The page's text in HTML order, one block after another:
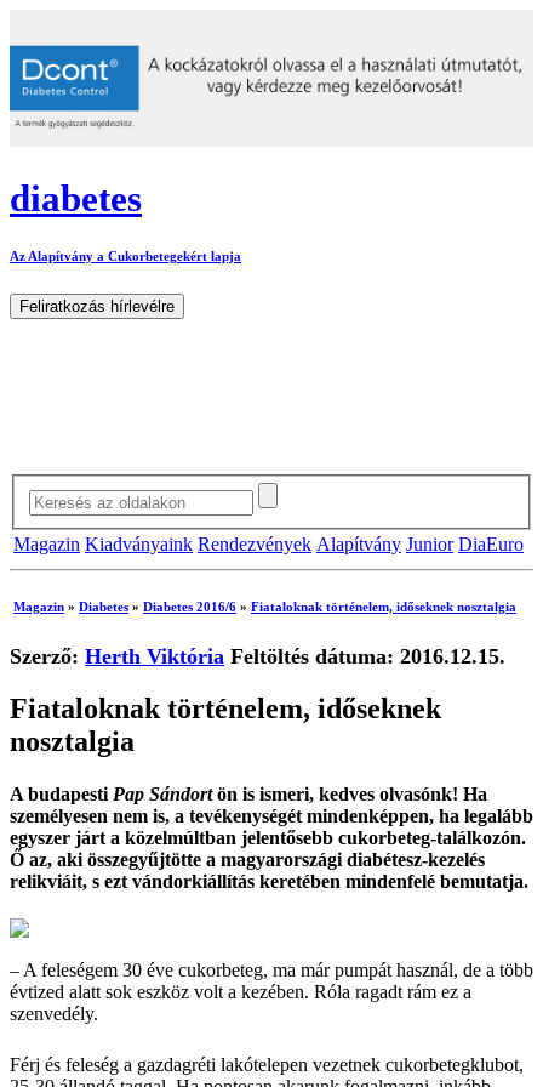
diabetes
Az Alapítvány a Cukorbetegekért lapja
Magazin Kiadványaink Rendezvények Alapítvány Junior DiaEuro
Magazin » Diabetes » Diabetes 2016/6 » Fiataloknak történelem, időseknek nosztalgia
Szerző: Herth Viktória Feltöltés dátuma: 2016.12.15.
Fiataloknak történelem, időseknek
nosztalgia
A budapesti Pap Sándortön is ismeri, kedves olvasónk! Ha
személyesen nem is, a tevékenységét mindenképpen, ha legalább
egyszer járt a közelmúltban jelentősebb cukorbeteg-találkozón.
Ő az, aki összegyűjtötte a magyarországi diabétesz-kezelés
relikviáit, s ezt vándorkiállítás keretében mindenfelé bemutatja.
– A feleségem 30 éve cukorbeteg, ma már pumpát használ, de a több
évtized alatt sok eszköz volt a kezében. Róla ragadt rám ez a
szenvedély.
Férj és feleség a gazdagréti lakótelepen vezetnek cukorbetegklubot,